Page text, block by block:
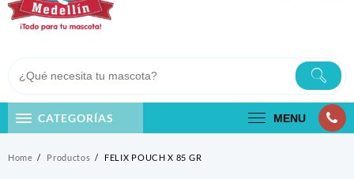
CATEGORÍAS MENU
Home Productos FELIX POUCH X 85 GR